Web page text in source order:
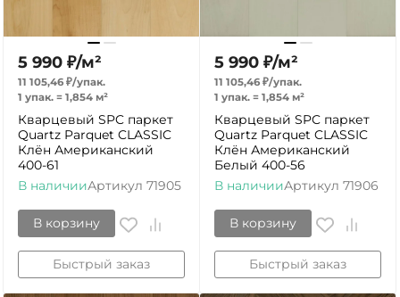
5 990 ₽/м²
11 105,46 ₽/упак.
1 упак. = 1,854 м²
Кварцевый SPC паркет
Quartz Parquet CLASSIC
Клён Американский
400-61
В наличииАртикул 71905
В корзину
Быстрый заказ
5 990 ₽/м²
11 105,46 ₽/упак.
1 упак. = 1,854 м²
Кварцевый SPC паркет
Quartz Parquet CLASSIC
Клён Американский
Белый 400-56
В наличииАртикул 71906
В корзину
Быстрый заказ